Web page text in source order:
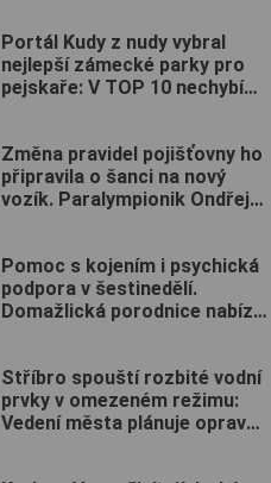
Portál Kudy z nudy vybral
nejlepší zámecké parky pro
pejskaře: V TOP 10 nechybí
Změna pravidel pojišťovny ho
připravila o šanci na nový
vozík. Paralympionik Ondřej
Pomoc s kojením i psychická
podpora v šestinedělí.
Domažlická porodnice nabízí
Stříbro spouští rozbité vodní
prvky v omezeném režimu:
Vedení města plánuje opravu